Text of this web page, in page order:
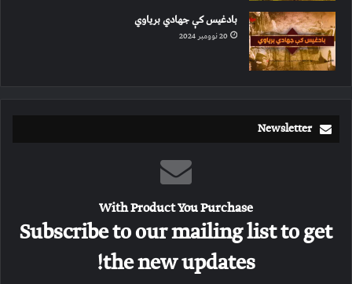
بادغیس کې جهادي بریاوي
20 نوومبر 2024
Newsletter
With Product You Purchase
Subscribe to our mailing list to get
the new updates!